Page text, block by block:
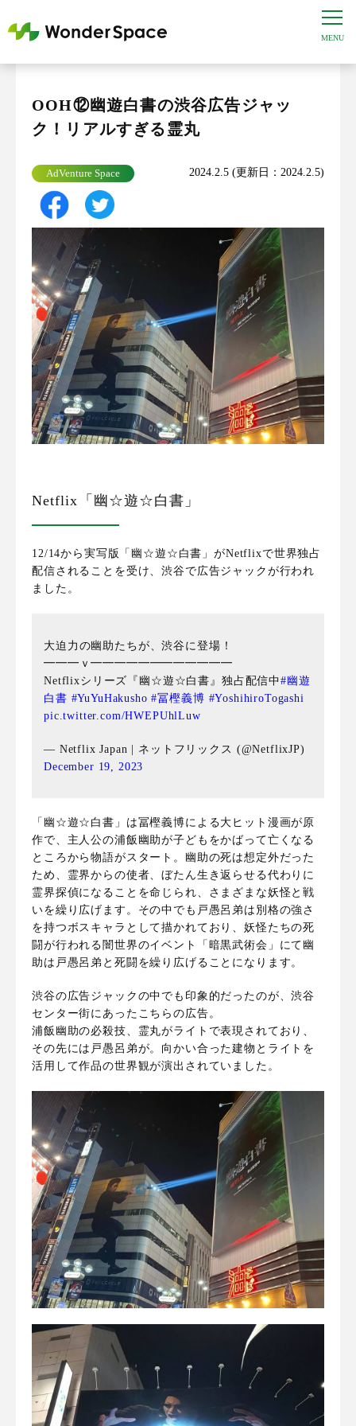
OOH⑫幽遊白書の渋谷広告ジャッ
ク！リアルすぎる霊丸
AdVenture Space 2024.2.5 (更新日：2024.2.5)
Netflix「幽☆遊☆白書」
12/14から実写版「幽☆遊☆白書」がNetflixで世界独占
配信されることを受け、渋谷で広告ジャックが行われ
ました。
大迫力の幽助たちが、渋谷に登場！
━━━ｖ━━━━━━━━━━━━
Netflixシリーズ『幽☆遊☆白書』独占配信中#幽遊
白書 #YuYuHakusho #冨樫義博 #YoshihiroTogashi
pic.twitter.com/HWEPUhlLuw
— Netflix Japan | ネットフリックス (@NetflixJP)
December 19, 2023
「幽☆遊☆白書」は冨樫義博による大ヒット漫画が原
作で、主人公の浦飯幽助が子どもをかばって亡くなる
ところから物語がスタート。
幽助の死は想定外だった
ため、霊界からの使者、ぼたん生き返らせる代わりに
霊界探偵になることを命じられ、さまざまな妖怪と戦
いを繰り広げます。その中でも 戸愚呂弟は別格の強さ
を持つボスキャラとして描かれており、妖怪たちの死
闘が行われる闇世界のイベント「暗黒武術会」にて幽
助は 戸愚呂弟と死闘を繰り広げることになります。
渋谷の広告ジャックの中でも印象的だったのが、渋谷
センター街にあったこちらの広告。
浦飯幽助の必殺技、霊丸がライトで表現されており、
その先には戸愚呂弟が。向かい合った建物とライトを
活用して作品の世界観が演出されていました。